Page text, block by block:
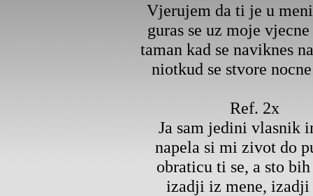
Vjerujem da ti je u
guras se uz moje vjecne
taman kad se naviknes
niotkud se stvore
Ref. 2x
Ja sam jedini vlasnik
napela si mi zivot do
obraticu ti se, a sto
izadji iz mene, izadji